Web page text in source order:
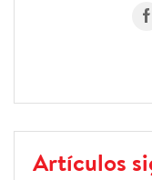
Artículos